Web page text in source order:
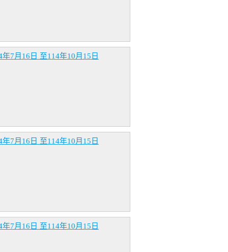
7月16日 至114年10月15日
7月16日 至114年10月15日
7月16日 至114年10月15日